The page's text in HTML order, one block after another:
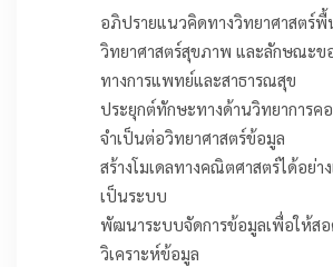
อภิปรายแนวคิดทางวิทยาศาสตร์พื้
วิทยาศาสตร์สุขภาพ และลักษณะข
ทางการแพทย์และสาธารณสุข
ประยุกต์ทักษะทางด้านวิทยาการค
จำเป็นต่อวิทยาศาสตร์ข้อมูล
สร้างโมเดลทางคณิตศาสตร์ได้อย่า
เป็นระบบ
พัฒนาระบบจัดการข้อมูลเพื่อให้สอ
วิเคราะห์ข้อมูล